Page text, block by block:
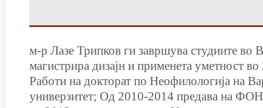
м-р Лазе Трипков ги завршува студиите во
магистрира дизајн и применета уметност
Работи на докторат по Неофилологија на
универзитет; Од 2010-2014 предава на ФОН